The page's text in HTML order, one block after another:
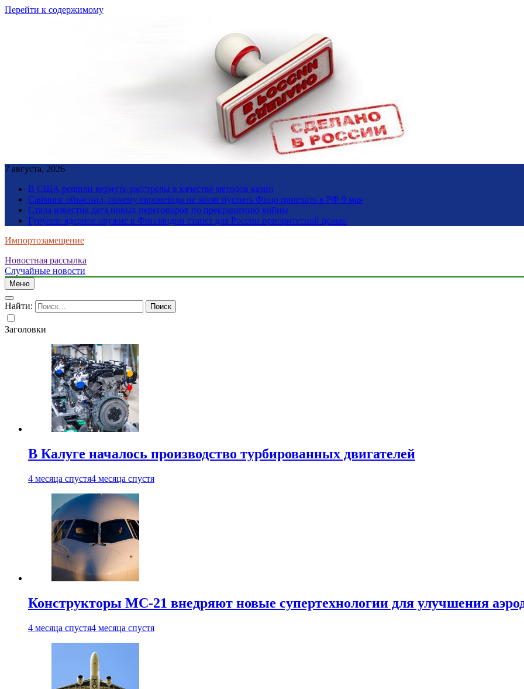
Перейти к содержимому
7 августа, 2026
В США решили вернуть расстрелы в качестве методов казни
Саймонс объяснил, почему европейцы не хотят пустить Фицо приехать в РФ 9 мая
Стала известна дата новых переговоров по прекращению войны
Гурулев: ядерное оружие в Финляндии станет для России приоритетной целью
Импортозамещение
Новостная рассылка
Случайные новости
Меню
Найти:
Заголовки
В Калуге началось производство турбированных двигателей
4 месяца спустя4 месяца спустя
Конструкторы МС-21 внедряют новые супертехнологии для улучшения
4 месяца спустя4 месяца спустя